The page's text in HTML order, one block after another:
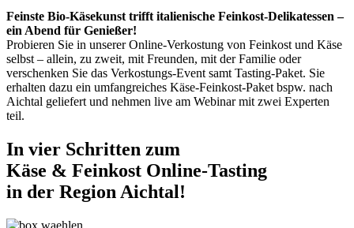
Feinste Bio-Käsekunst trifft italienische Feinkost-Delikatessen –
ein Abend für Genießer!
Probieren Sie in unserer Online-Verkostung von Feinkost und Käse
selbst – allein, zu zweit, mit Freunden, mit der Familie oder
verschenken Sie das Verkostungs-Event samt Tasting-Paket. Sie
erhalten dazu ein umfangreiches Käse-Feinkost-Paket bspw. nach
Aichtal geliefert und nehmen live am Webinar mit zwei Experten
teil.
In vier Schritten zum
Käse & Feinkost Online-Tasting
in der Region Aichtal!